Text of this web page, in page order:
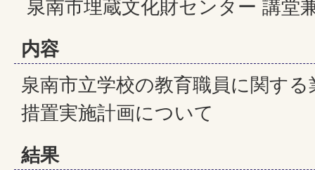
泉南市埋蔵文化財センター 講堂
内容
泉南市立学校の教育職員に関す
措置実施計画について
結果